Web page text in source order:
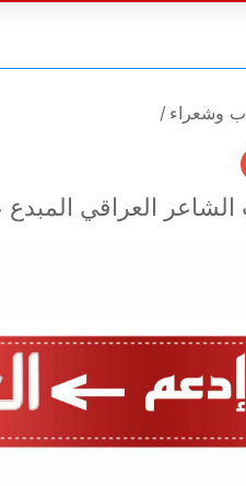
وشعراء /
الشاعر العراقي